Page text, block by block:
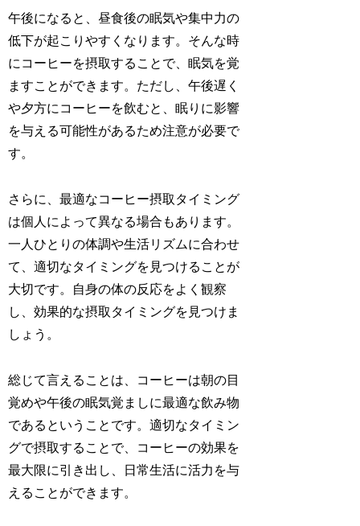
午後になると、昼食後の眠気や集中力の
低下が起こりやすくなります。そんな時
にコーヒーを摂取することで、眠気を覚
ますことができます。ただし、午後遅く
や夕方にコーヒーを飲むと、眠りに影響
を与える可能性があるため注意が必要で
す。
さらに、最適なコーヒー摂取タイミング
は個人によって異なる場合もあります。
一人ひとりの体調や生活リズムに合わせ
て、適切なタイミングを見つけることが
大切です。自身の体の反応をよく観察
し、効果的な摂取タイミングを見つけま
しょう。
総じて言えることは、コーヒーは朝の目
覚めや午後の眠気覚ましに最適な飲み物
であるということです。適切なタイミン
グで摂取することで、コーヒーの効果を
最大限に引き出し、日常生活に活力を与
えることができます。